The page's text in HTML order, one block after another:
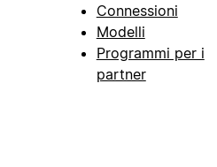
Connessioni
Modelli
Programmi per i
partner